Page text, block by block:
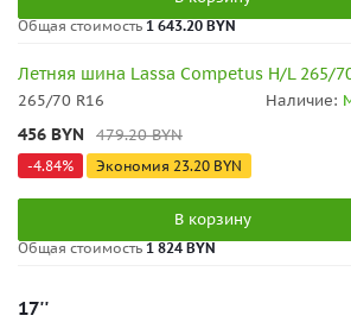
Общая стоимость 1 643.20 BYN
Летняя шина Lassa Competus H/L 265/
265/70 R16 Наличие:
456 BYN 479.20BYN
-4.84% Экономия 23.20 BYN
В корзину
Общая стоимость 1 824 BYN
17''